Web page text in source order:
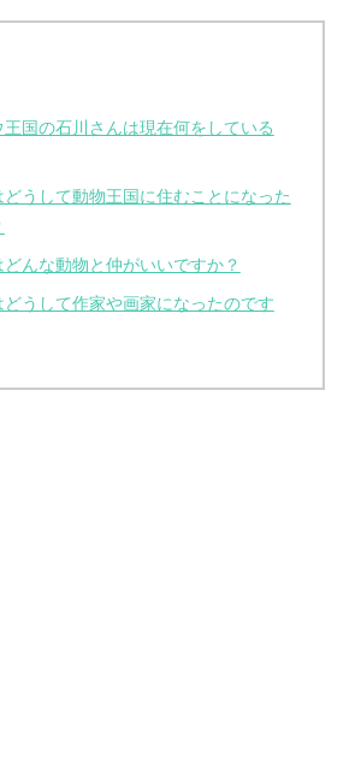
王国の石川さんは現在何をしている
うして動物王国に住むことになった
んな動物と仲がいいですか？
うして作家や画家になったのです